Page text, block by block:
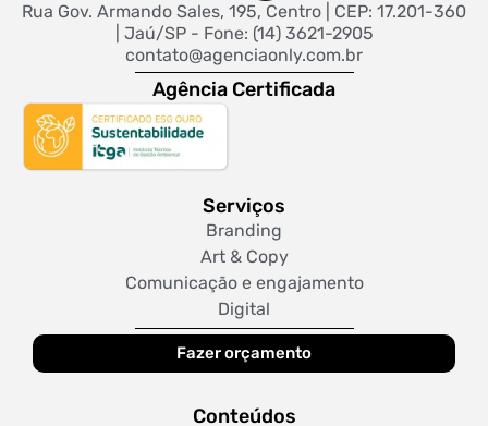
Rua Gov. Armando Sales, 195, Centro | CEP: 17.201-360
| Jaú/SP - Fone: (14) 3621-2905
contato@agenciaonly.com.br
Agência Certificada
Serviços
Branding
Art & Copy
Comunicação e engajamento
Digital
Fazer orçamento
Conteúdos